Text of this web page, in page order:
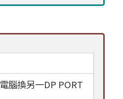
腦換另一DP PORT